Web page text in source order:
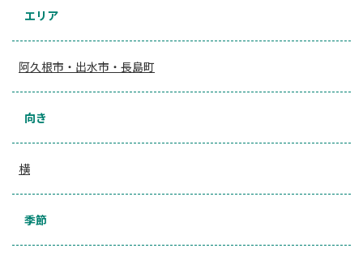
エリア
阿久根市・出水市・長島町
向き
横
季節